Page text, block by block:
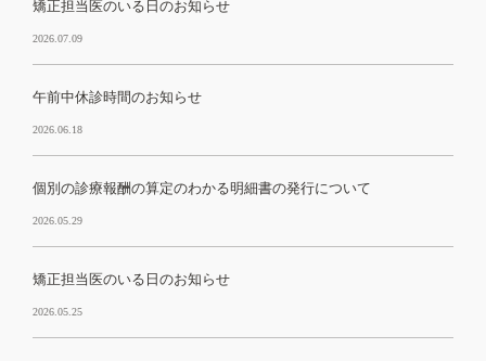
矯正担当医のいる日のお知らせ
2026.07.09
午前中休診時間のお知らせ
2026.06.18
個別の診療報酬の算定のわかる明細書の発行について
2026.05.29
矯正担当医のいる日のお知らせ
2026.05.25